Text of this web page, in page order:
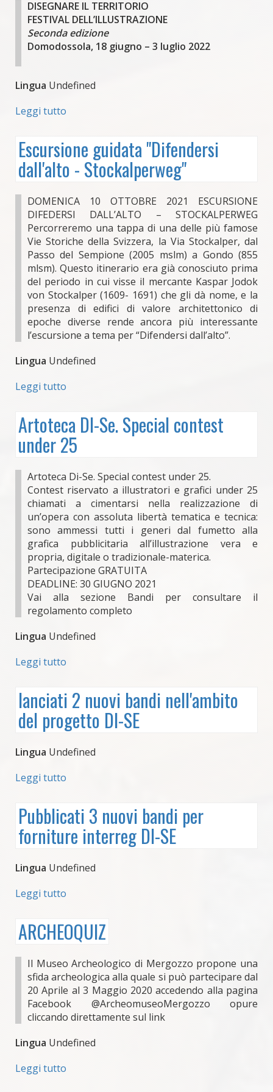
DISEGNARE IL TERRITORIO
FESTIVAL DELL’ILLUSTRAZIONE
Seconda edizione
Domodossola, 18 giugno – 3 luglio 2022
Lingua Undefined
Leggi tutto
TERRITORIO
FESTIVAL
DELL’ILLUSTRAZIONE
edizione
Escursione guidata "Difendersi
dall'alto - Stockalperweg"
DOMENICA 10 OTTOBRE 2021 ESCURSIONE
DIFEDERSI DALL’ALTO – STOCKALPERWEG
Percorreremo una tappa di una delle più famose
Vie Storiche della Svizzera, la Via Stockalper, dal
Passo del Sempione (2005 mslm) a Gondo (855
mlsm). Questo itinerario era già conosciuto prima
del periodo in cui visse il mercante Kaspar Jodok
von Stockalper (1609- 1691) che gli dà nome, e la
presenza di edifici di valore architettonico di
epoche diverse rende ancora più interessante
l’escursione a tema per “Difendersi dall’alto”.
Lingua Undefined
Leggi tutto
"Difendersi
dall'alto
-
Artoteca DI-Se. Special contest
under 25
Artoteca Di-Se. Special contest under 25.
Contest riservato a illustratori e grafici under 25
chiamati a cimentarsi nella realizzazione di
un’opera con assoluta libertà tematica e tecnica:
sono ammessi tutti i generi dal fumetto alla
grafica pubblicitaria all’illustrazione vera e
propria, digitale o tradizionale-materica.
Partecipazione GRATUITA
DEADLINE: 30 GIUGNO 2021
Vai alla sezione Bandi per consultare il
regolamento completo
Lingua Undefined
Leggi tutto
Se.
Special
contest
25
lanciati 2 nuovi bandi nell'ambito
del progetto DI-SE
Lingua Undefined
Leggi tutto
nuovi
bandi
nell'ambito
progetto
Pubblicati 3 nuovi bandi per
forniture interreg DI-SE
Lingua Undefined
Leggi tutto
nuovi
bandi
per
forniture
interreg
DI-
SE
ARCHEOQUIZ
Il Museo Archeologico di Mergozzo propone una
sfida archeologica alla quale si può partecipare dal
20 Aprile al 3 Maggio 2020 accedendo alla pagina
Facebook @ArcheomuseoMergozzo opure
cliccando direttamente sul link
Lingua Undefined
Leggi tutto